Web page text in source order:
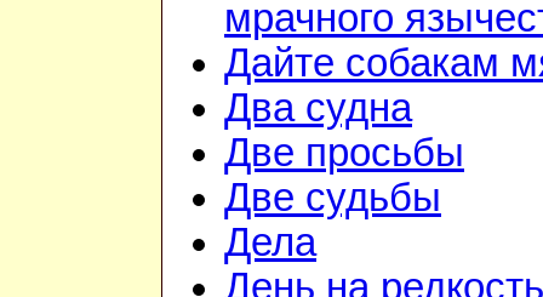
мрачного
Дайте собакам
Два судна
Две просьбы
Две судьбы
Дела
День на редкость